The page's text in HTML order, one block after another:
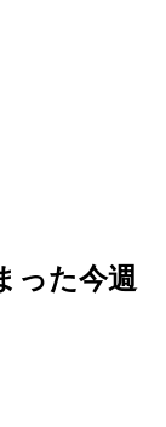
った今週